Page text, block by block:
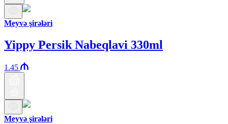
Meyvə şirələri
Yippy Persik Nabeqlavi 330ml
1.45
Meyvə şirələri